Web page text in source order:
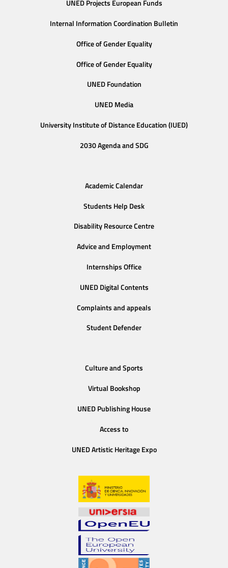
UNED Projects European Funds
Internal Information Coordination Bulletin
Office of Gender Equality
Office of Gender Equality
UNED Foundation
UNED Media
University Institute of Distance Education (IUED)
2030 Agenda and SDG
Academic Calendar
Students Help Desk
Disability Resource Centre
Advice and Employment
Internships Office
UNED Digital Contents
Complaints and appeals
Student Defender
Culture and Sports
Virtual Bookshop
UNED Publishing House
Access to
UNED Artistic Heritage Expo